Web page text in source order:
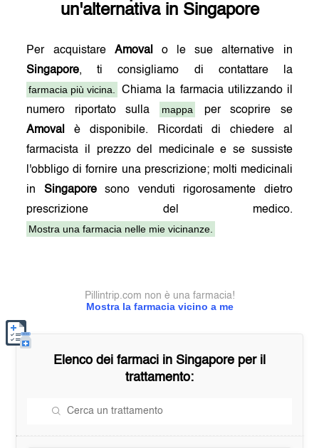
un'alternativa in Singapore
Per acquistare Amoval
o le sue alternative in
Singapore, ti consigliamo di contattare la
farmacia più vicina.
Chiama la farmacia utilizzando il
numero riportato sulla
mappa
per scoprire se
Amoval
è disponibile. Ricordati di chiedere al
farmacista il prezzo del medicinale e se sussiste
l'obbligo di fornire una prescrizione; molti medicinali
in Singaporesono venduti rigorosamente dietro
prescrizione del medico.
Mostra una farmacia nelle mie vicinanze.
Mostra la farmacia vicino a me
Pillintrip.com non è una farmacia!
Elenco dei farmaci in Singapore per il
trattamento: